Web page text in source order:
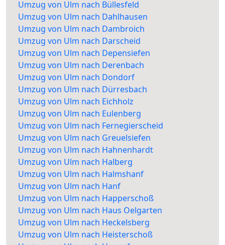
Umzug von Ulm nach Büllesfeld
Umzug von Ulm nach Dahlhausen
Umzug von Ulm nach Dambroich
Umzug von Ulm nach Darscheid
Umzug von Ulm nach Depensiefen
Umzug von Ulm nach Derenbach
Umzug von Ulm nach Dondorf
Umzug von Ulm nach Dürresbach
Umzug von Ulm nach Eichholz
Umzug von Ulm nach Eulenberg
Umzug von Ulm nach Fernegierscheid
Umzug von Ulm nach Greuelsiefen
Umzug von Ulm nach Hahnenhardt
Umzug von Ulm nach Halberg
Umzug von Ulm nach Halmshanf
Umzug von Ulm nach Hanf
Umzug von Ulm nach Happerschoß
Umzug von Ulm nach Haus Oelgarten
Umzug von Ulm nach Heckelsberg
Umzug von Ulm nach Heisterschoß